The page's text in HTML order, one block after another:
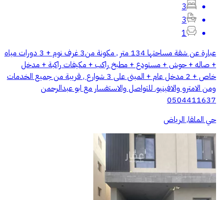
3
3
1
عبارة عن شقة مساحتها 134 متر , مكونة من3 غرف نوم + 3 دورات مياه
+ صاله + حوش + مستودع + مطبخ راكب + مكيفات راكبة + مدخل
خاص + 2 مدخل عام + المبنى على 3 شوارع , قريبة من جميع الخدمات
ومن الامترو والافينيو. للتواصل والاستفسار مع ابو عبدالرحمن
0504411637
حي الملقا, الرياض